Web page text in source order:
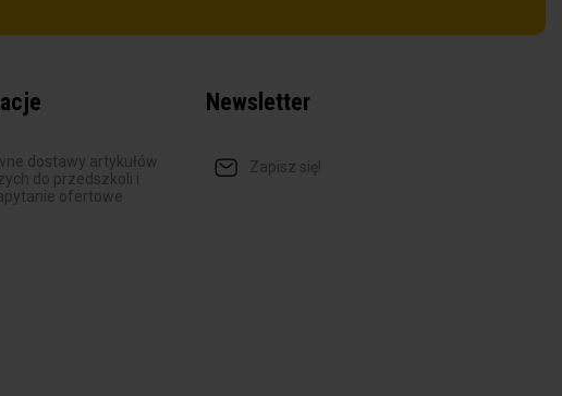
dostawy artykułów
do przedszkoli i
ofertowe
Newsletter
Zapisz się!